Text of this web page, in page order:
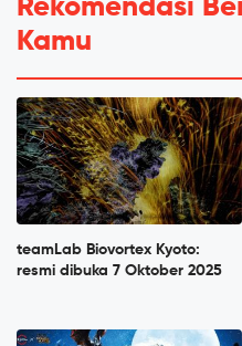
Rekomendasi
Kamu
teamLab Biovortex Kyoto:
resmi dibuka 7 Oktober 2025